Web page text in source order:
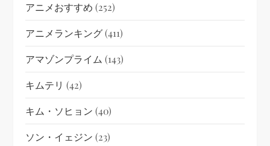
アニメおすすめ (252)
アニメランキング(411)
アマゾンプライム (143)
キムテリ (42)
キム・ソヒョン (40)
ソン・イェジン (23)